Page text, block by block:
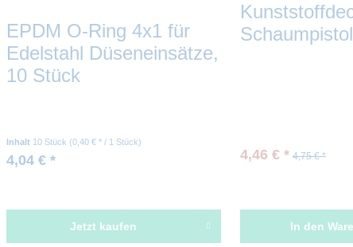
EPDM O-Ring 4x1 für
Edelstahl Düseneinsätze,
10 Stück
Inhalt 10 Stück (0,40 € * / 1 Stück)
4,04 € *
Jetzt kaufen
4,46 € * 4,75 € *
In den